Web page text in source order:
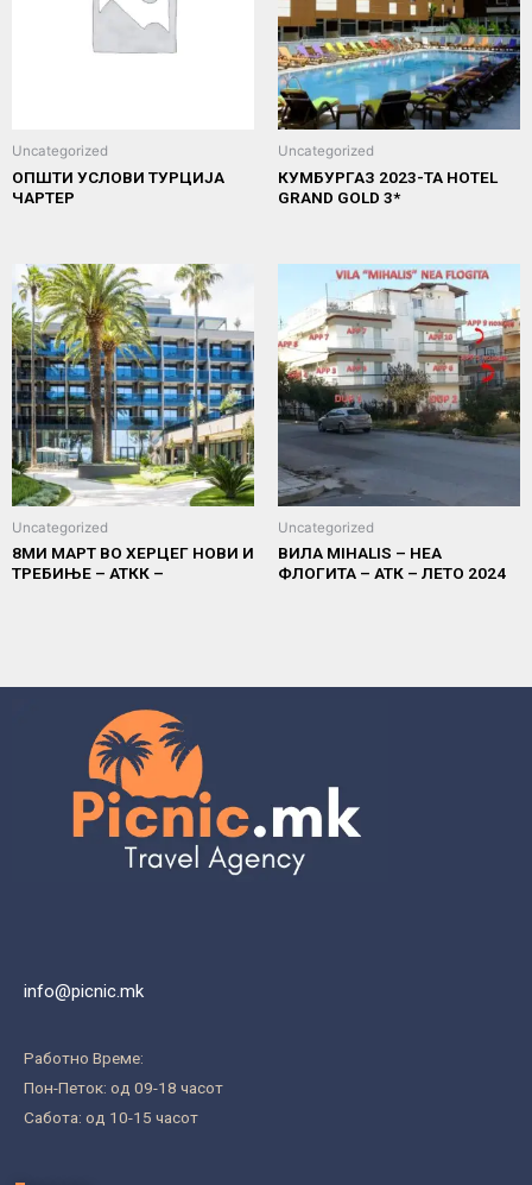
Uncategorized
ОПШТИ УСЛОВИ ТУРЦИЈА
ЧАРТЕР
Uncategorized
КУМБУРГАЗ 2023-ТА HOTEL
GRAND GOLD 3*
Uncategorized
8МИ МАРТ ВО ХЕРЦЕГ НОВИ И
ТРЕБИЊЕ – АТКК –
Uncategorized
ВИЛА MIHALIS – НЕА
ФЛОГИТА – АТК – ЛЕТО 2024
info@picnic.mk
Работно Време:
Пон-Петок: од 09-18 часот
Сабота: од 10-15 часот